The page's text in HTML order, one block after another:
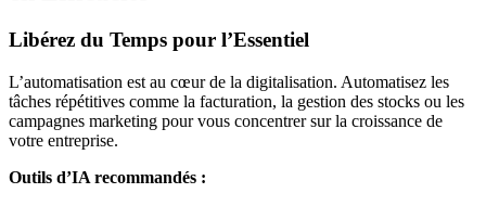
Libérez du Temps pour l’Essentiel
L’automatisation est au cœur de la digitalisation. Automatisez les
tâches répétitives comme la facturation, la gestion des stocks ou les
campagnes marketing pour vous concentrer sur la croissance de
votre entreprise.
Outils d’IA recommandés :